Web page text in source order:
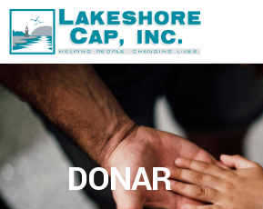
DONAR